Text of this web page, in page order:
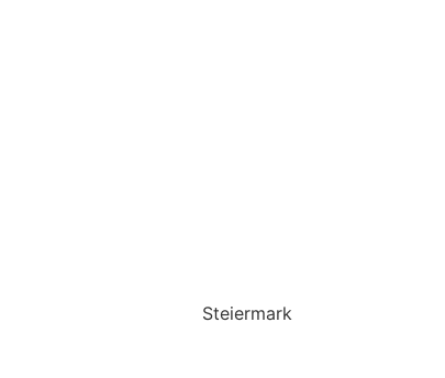
Steiermark